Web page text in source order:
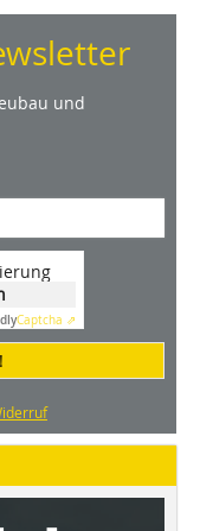
und
Captcha ⇗